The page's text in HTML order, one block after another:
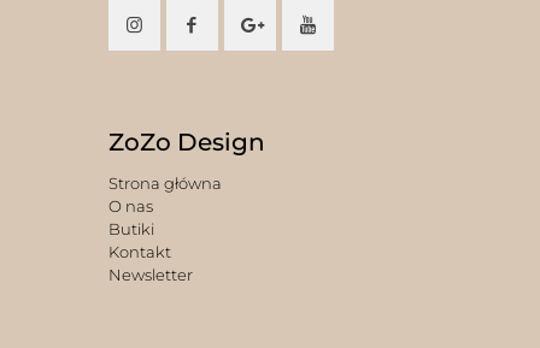
ZoZo Design
Strona główna
O nas
Butiki
Kontakt
Newsletter